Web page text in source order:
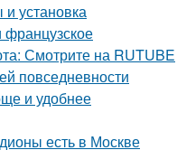
установка
Смотрите на RUTUBE
повседневности
и удобнее
есть в Москве